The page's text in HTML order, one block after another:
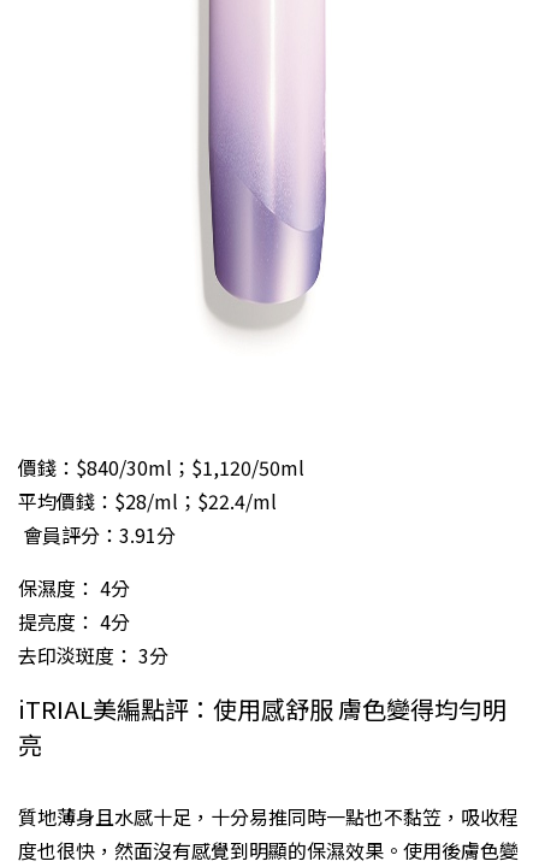
價錢：$840/30ml；$1,120/50ml
平均價錢：$28/ml；$22.4/ml
會員評分：3.91分
保濕度： 4分
提亮度： 4分
去印淡斑度： 3分
iTRIAL美編點評：使用感舒服 膚色變得均勻明
亮
質地薄身且水感十足，十分易推同時一點也不黏笠，吸收程
度也很快，然面沒有感覺到明顯的保濕效果。使用後膚色變